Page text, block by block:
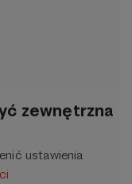
zewnętrzna
ustawienia